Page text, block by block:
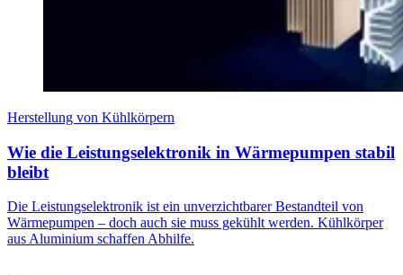
Herstellung von Kühlkörpern
Wie die Leistungselektronik in Wärmepumpen stabil
bleibt
Die Leistungselektronik ist ein unverzichtbarer Bestandteil von
Wärmepumpen – doch auch sie muss gekühlt werden. Kühlkörper
aus Aluminium schaffen Abhilfe.